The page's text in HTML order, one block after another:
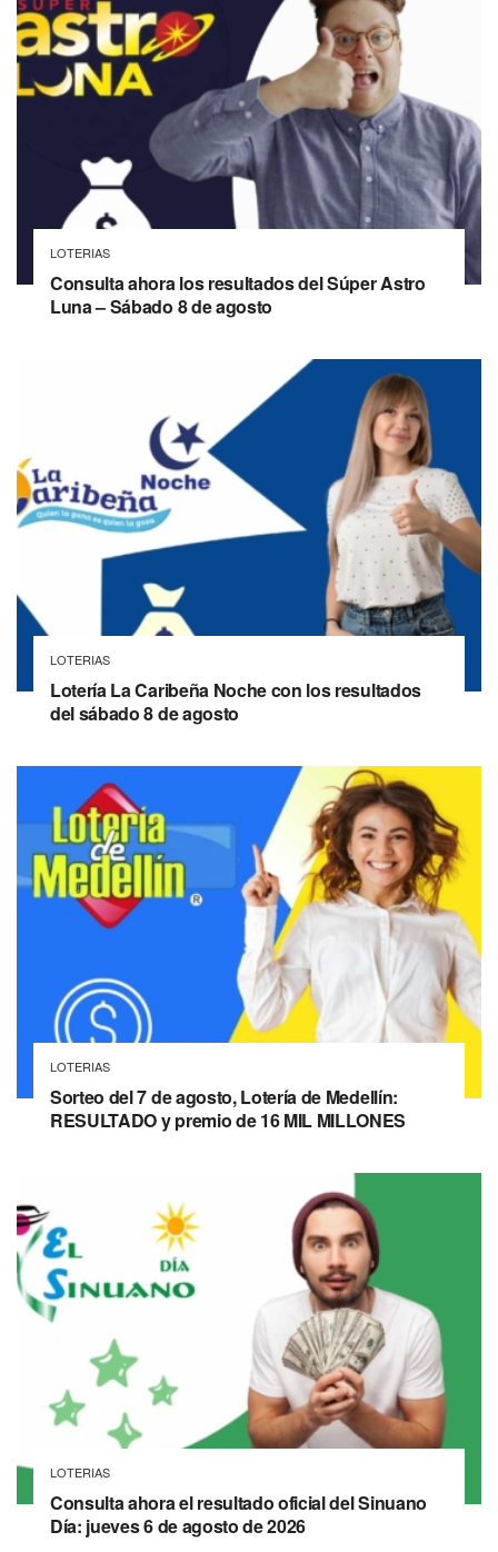
LOTERIAS
Consulta ahora los resultados del Súper Astro
Luna – Sábado 8 de agosto
LOTERIAS
Lotería La Caribeña Noche con los resultados
del sábado 8 de agosto
LOTERIAS
Sorteo del 7 de agosto, Lotería de Medellín:
RESULTADO y premio de 16 MIL MILLONES
LOTERIAS
Consulta ahora el resultado oficial del Sinuano
Día: jueves 6 de agosto de 2026